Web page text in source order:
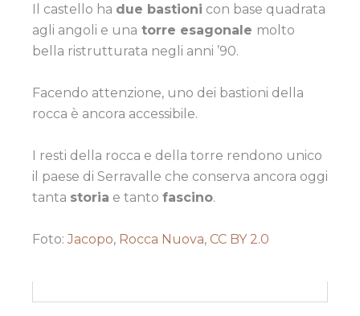
Il castello ha due bastioni con base quadrata
agli angoli e una torre esagonale molto
bella ristrutturata negli anni ’90.
Facendo attenzione, uno dei bastioni della
rocca è ancora accessibile.
I resti della rocca e della torre rendono unico
il paese di Serravalle che conserva ancora oggi
tanta storia e tanto fascino.
Foto:Jacopo, Rocca Nuova, CC BY 2.0